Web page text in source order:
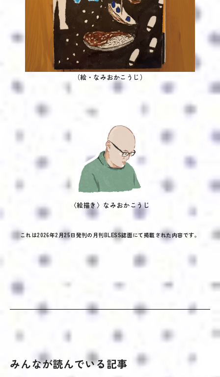
（絵・なみおかこうじ）
〈絵描き〉なみおかこうじ
これは2026年2月25日発刊の月刊BLESS誌面にて掲載された内容です。
みんなが読んでいる記事